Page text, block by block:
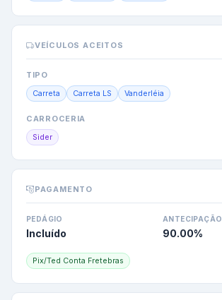
VEÍCULOS ACEITOS
TIPO
Carreta Carreta LS Vanderléia
CARROCERIA
Sider
PAGAMENTO
PEDÁGIO
Incluído
ANTECIPAÇÃO
90.00%
Pix/Ted Conta Fretebras